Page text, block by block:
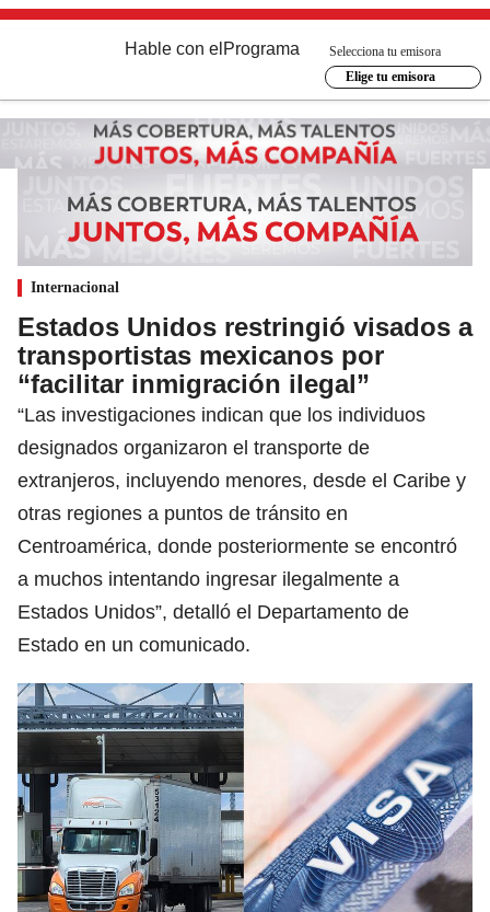
Hable con el Programa
Selecciona tu emisora
Elige tu emisora
Internacional
Estados Unidos restringió visados a
transportistas mexicanos por
“facilitar inmigración ilegal”
“Las investigaciones indican que los individuos
designados organizaron el transporte de
extranjeros, incluyendo menores, desde el Caribe y
otras regiones a puntos de tránsito en
Centroamérica, donde posteriormente se encontró
a muchos intentando ingresar ilegalmente a
Estados Unidos”, detalló el Departamento de
Estado en un comunicado.